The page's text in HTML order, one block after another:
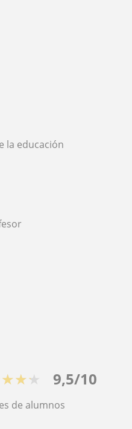
la educación
9,5/10
de alumnos